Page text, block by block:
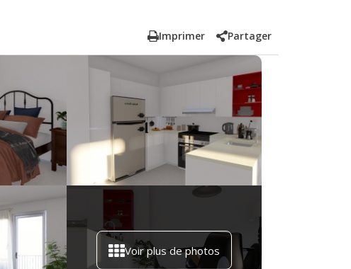
Imprimer Partager
Voir plus de photos